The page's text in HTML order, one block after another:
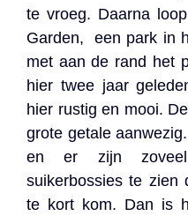
te vroeg. Daarna
Garden, een park in
met aan de rand het
hier twee jaar
hier rustig en mooi.
grote getale
en er zijn
suikerbossies te zien
te kort kom. Dan is